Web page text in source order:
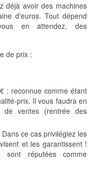
déjà avoir des machines
d'euros. Tout dépend
en attendez, des
de prix :
: reconnue comme étant
prix. Il vous faudra en
de ventes (rentrée des
ce cas privilégiez les
et les garantissent !
réputées comme